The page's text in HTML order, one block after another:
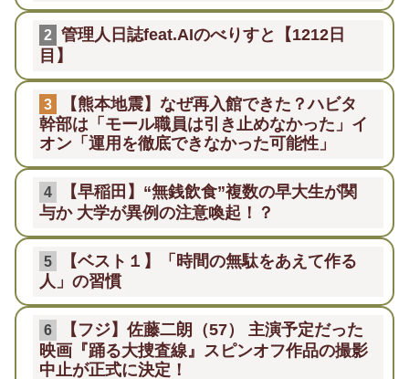
2 管理人日誌feat.AIのべりすと【1212日
目】
3
【熊本地震】なぜ再入館できた？ハビタ
幹部は「モール職員は引き止めなかった」イ
オン「運用を徹底できなかった可能性」
4
【早稲田】“無銭飲食”複数の早大生が関
与か 大学が異例の注意喚起！？
5
【ベスト１】「時間の無駄をあえて作る
人」の習慣
6
【フジ】佐藤二朗（57） 主演予定だった
映画『踊る大捜査線』スピンオフ作品の撮影
中止が正式に決定！